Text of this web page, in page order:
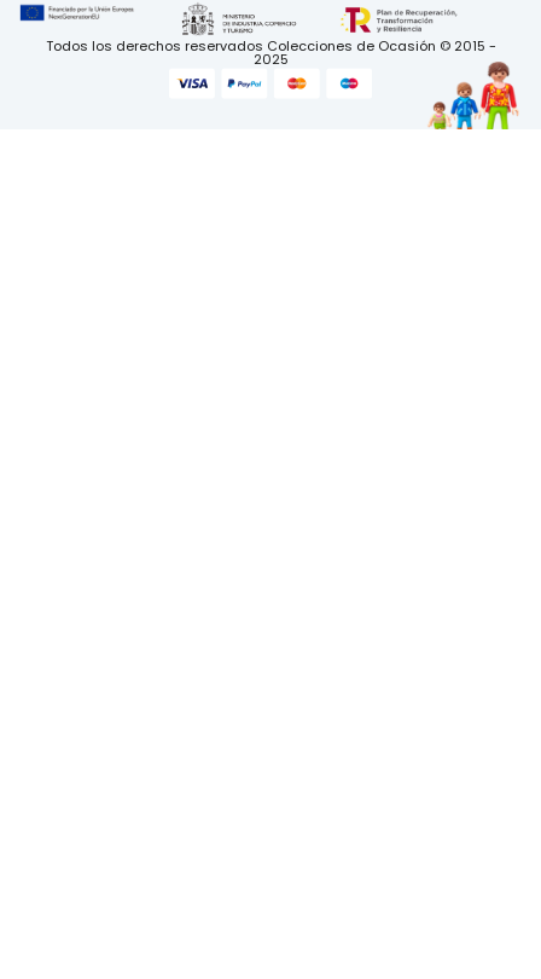
Todos los derechos reservados Colecciones de Ocasión © 2015 -
2025